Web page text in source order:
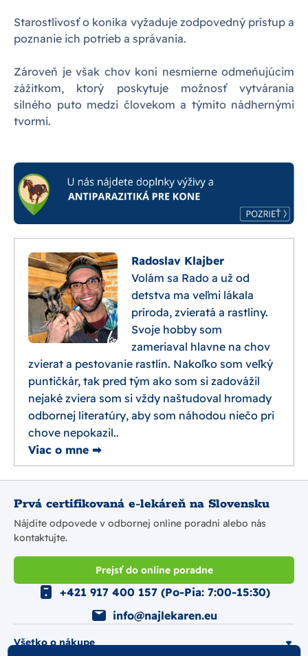
Starostlivosť o koníka vyžaduje zodpovedný prístup a
poznanie ich potrieb a správania.
Zároveň je však chov koní nesmierne odmeňujúcim
zážitkom, ktorý poskytuje možnosť vytvárania
silného puto medzi človekom a týmito nádhernými
tvormi.
Radoslav Klajber
Volám sa Rado a už od
detstva ma veľmi lákala
príroda, zvieratá a rastliny.
Svoje hobby som
zameriaval hlavne na chov
zvierat a pestovanie rastlín. Nakoľko som veľký
puntičkár, tak pred tým ako som si zadovážil
nejaké zviera som si vždy naštudoval hromady
odbornej literatúry, aby som náhodou niečo pri
chove nepokazil..
Viac o mne ➡
Prvá certifikovaná e-lekáreň na Slovensku
Nájdite odpovede v odbornej online poradni alebo nás
kontaktujte.
Prejsť do online poradne
Všetko o nákupe
+421 917 400 157 (Po-Pia: 7:00-15:30)
info@najlekaren.eu